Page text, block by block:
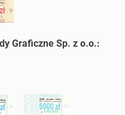
Graficzne Sp. z o.o.: